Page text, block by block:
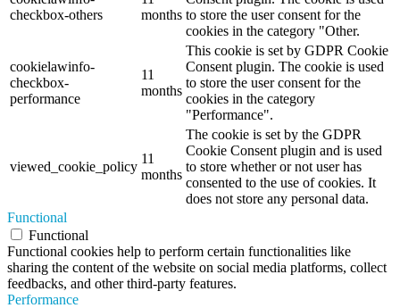
checkbox-others
months to store the user consent for the
cookies in the category "Other.
cookielawinfo-
checkbox-
performance
11
months
This cookie is set by GDPR Cookie
Consent plugin. The cookie is used
to store the user consent for the
cookies in the category
"Performance".
viewed_cookie_policy
11
months
The cookie is set by the GDPR
Cookie Consent plugin and is used
to store whether or not user has
consented to the use of cookies. It
does not store any personal data.
Functional
Functional
Functional cookies help to perform certain functionalities like
sharing the content of the website on social media platforms, collect
feedbacks, and other third-party features.
Performance